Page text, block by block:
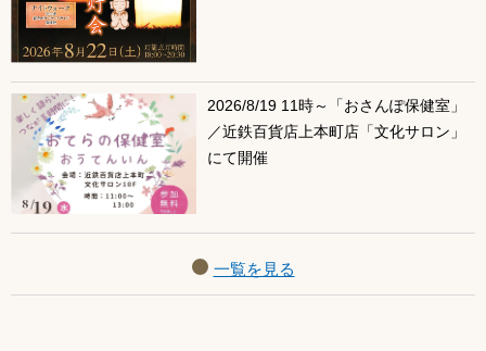
2026/8/19 11時～「おさんぽ保健室」
／近鉄百貨店上本町店「文化サロン」
にて開催
一覧を見る